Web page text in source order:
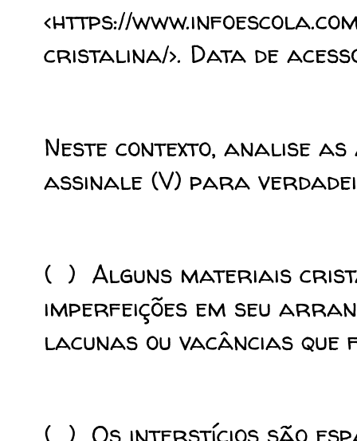
<https://
cristalina/>. Data de
Neste contexto, analise
assinale (V) para
( ) Alguns materiais
imperfeições em seu
lacunas ou vacâncias que